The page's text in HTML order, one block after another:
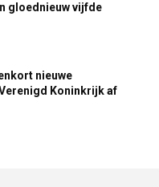
gloednieuw vijfde
nieuwe
Koninkrijk af